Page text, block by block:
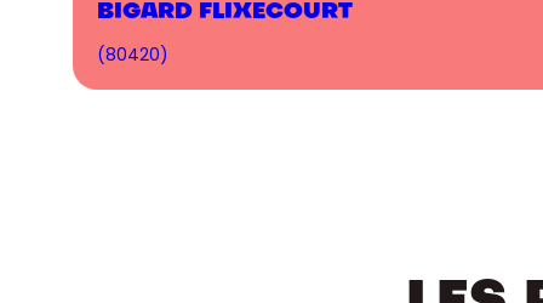
BIGARD FLIXECOURT
(80420)